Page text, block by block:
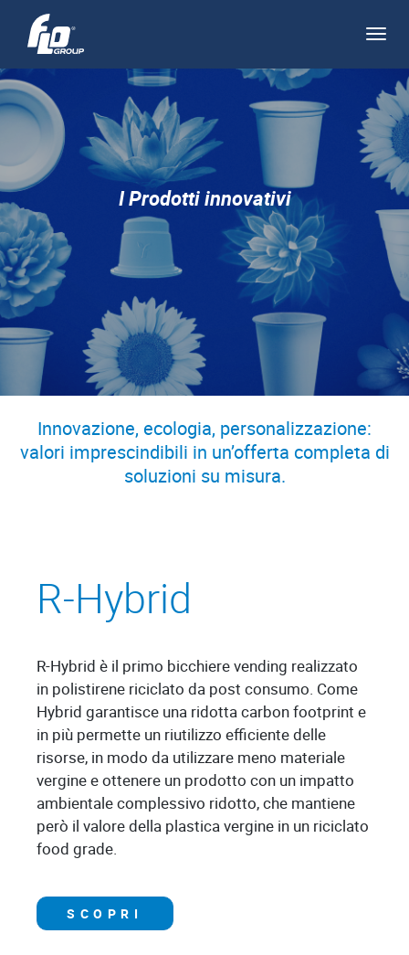
I Prodotti innovativi
Innovazione, ecologia, personalizzazione:
valori imprescindibili in un’offerta completa di
soluzioni su misura.
R-Hybrid
R-Hybrid è il primo bicchiere vending realizzato
in polistirene riciclato da post consumo. Come
Hybrid garantisce una ridotta carbon footprint e
in più permette un riutilizzo efficiente delle
risorse, in modo da utilizzare meno materiale
vergine e ottenere un prodotto con un impatto
ambientale complessivo ridotto, che mantiene
però il valore della plastica vergine in un riciclato
food grade.
SCOPRI